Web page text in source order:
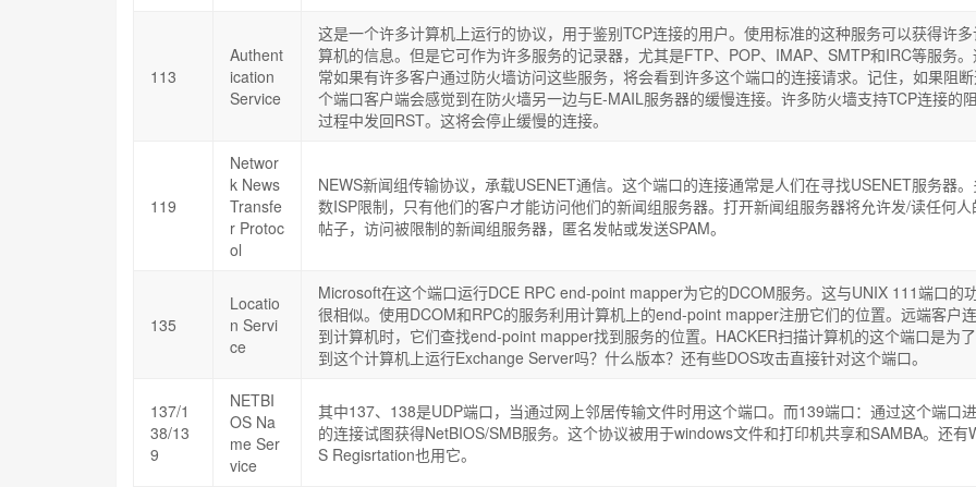
113
Authent
ication
Service
这是一个许多计算机上运行的协议，用于鉴别TCP连接的用户。使用标准的这种服务可以获得许
算机的信息。但是它可作为许多服务的记录器，尤其是FTP、POP、IMAP、SMTP和IRC等服务。
常如果有许多客户通过防火墙访问这些服务，将会看到许多这个端口的连接请求。记住，如果阻
个端口客户端会感觉到在防火墙另一边与E-MAIL服务器的缓慢连接。许多防火墙支持TCP连接的
过程中发回RST。这将会停止缓慢的连接。
119
Networ
k News
Transfe
r Protoc
ol
NEWS新闻组传输协议，承载USENET通信。这个端口的连接通常是人们在寻找USENET服务器。
数ISP限制，只有他们的客户才能访问他们的新闻组服务器。打开新闻组服务器将允许发/读任何人
帖子，访问被限制的新闻组服务器，匿名发帖或发送SPAM。
135
Locatio
n Servi
ce
Microsoft在这个端口运行DCE RPC end-point mapper为它的DCOM服务。这与UNIX 111端口的
很相似。使用DCOM和RPC的服务利用计算机上的end-point mapper注册它们的位置。远端客户
到计算机时，它们查找end-point mapper找到服务的位置。HACKER扫描计算机的这个端口是为
到这个计算机上运行Exchange Server吗？什么版本？还有些DOS攻击直接针对这个端口。
137/1
38/13
9
NETBI
OS Na
me Ser
vice
其中137、138是UDP端口，当通过网上邻居传输文件时用这个端口。而139端口：通过这个端口
的连接试图获得NetBIOS/SMB服务。这个协议被用于windows文件和打印机共享和SAMBA。还有
S Regisrtation也用它。